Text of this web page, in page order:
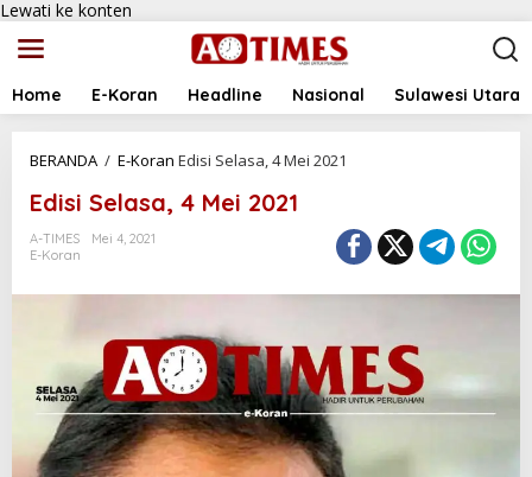
Lewati ke konten
Home E-Koran Headline Nasional Sulawesi Utara
BERANDA / E-Koran Edisi Selasa, 4 Mei 2021
Edisi Selasa, 4 Mei 2021
A-TIMES
Mei 4, 2021
E-Koran